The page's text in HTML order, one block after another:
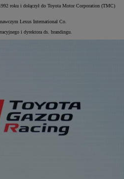
roku i dołączył do Toyota Motor Corporation (TMC)
Lexus International Co.
i dyrektora ds. brandingu.